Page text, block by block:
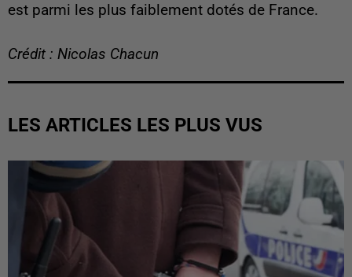
est parmi les plus faiblement dotés de France.
Crédit : Nicolas Chacun
LES ARTICLES LES PLUS VUS